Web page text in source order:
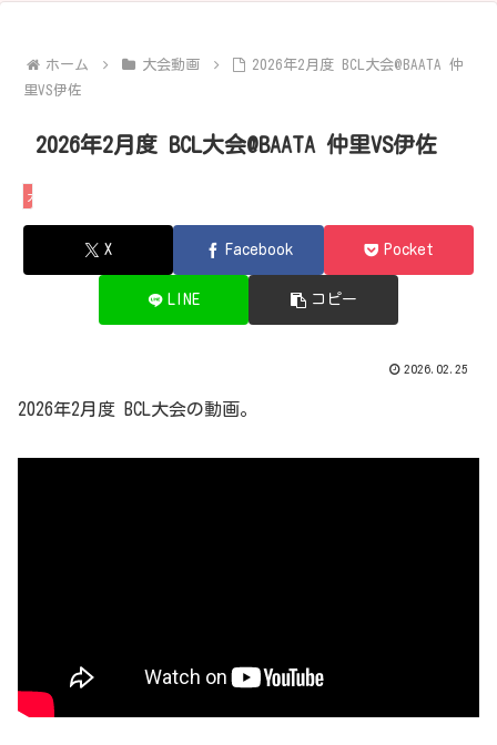
ホーム 大会動画
2026年2月度 BCL大会@BAATA 仲
里VS伊佐
2026年2月度 BCL大会@BAATA 仲里VS伊佐
大会動画
X Facebook Pocket
LINE コピー
2026.02.25
2026年2月度 BCL大会の動画。